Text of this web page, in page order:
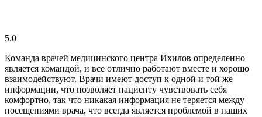
5.0
Команда врачей медицинского центра Ихилов определенно
является командой, и все отлично работают вместе и хорошо
взаимодействуют. Врачи имеют доступ к одной и той же
информации, что позволяет пациенту чувствовать себя
комфортно, так что никакая информация не теряется между
посещениями врача, что всегда является проблемой в наших